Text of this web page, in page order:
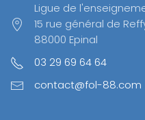
Ligue de
15 rue général de
88000 Epinal
03 29 69 64 64
contact@fol-88.com